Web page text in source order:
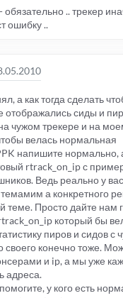
обязательно .. трекер
ошибку ..
а как тогда сделать
отображались сиды и
чужом трекере и на
велась нормальная
напишите нормально,
rtrack_on_ip с
Ведь реально у
а конкретного
теме. Просто дайте нам
который бы
пиров и сидов с
своего конечно тоже.
и ip, а мы уже
адреса.
у кого есть